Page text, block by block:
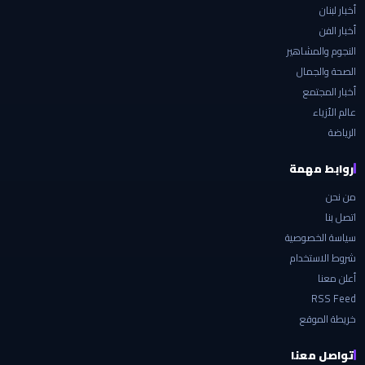
أخبار لبنان
أخبار الفن
النجوم والمشاهير
الصحة والجمال
أخبار المجتمع
عالم الأزياء
الرياضة
روابط مهمة
من نحن
اتصل بنا
سياسة الخصوصية
شروط الاستخدام
أعلن معنا
RSS Feed
خريطة الموقع
تواصل معنا